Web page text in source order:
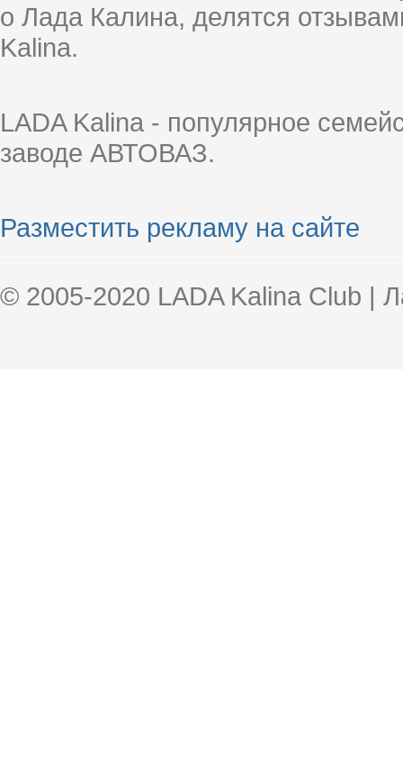
о Лада Калина, делятся
Kalina.
LADA Kalina - популярное
заводе АВТОВАЗ.
Разместить рекламу на сайте
© 2005-2020 LADA Kalina Club |